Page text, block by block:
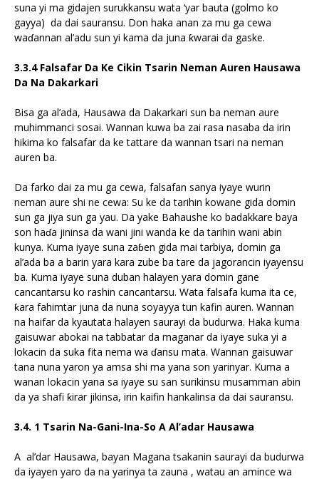
suna yi ma gidajen surukkansu wata ‘yar bauta (golmo ko
gayya) da dai sauransu. Don haka anan za mu ga cewa
waɗannan al’adu sun yi kama da juna ƙwarai da gaske.
3.3.4 Falsafar Da Ke Cikin Tsarin Neman Auren Hausawa
Da Na Dakarkari
Bisa ga al’ada, Hausawa da Dakarkari sun ba neman aure
muhimmanci sosai. Wannan kuwa ba zai rasa nasaba da irin
hikima ko falsafar da ke tattare da wannan tsari na neman
auren ba.
Da farko dai za mu ga cewa, falsafan sanya iyaye wurin
neman aure shi ne cewa: Su ke da tarihin kowane gida domin
sun ga jiya sun ga yau. Da yake Bahaushe ko badakkare baya
son haɗa jininsa da wani jini wanda ke da tarihin wani abin
kunya. Kuma iyaye suna zaɓen gida mai tarbiya, domin ga
al’ada ba a barin yara kara zube ba tare da jagorancin iyayensu
ba. Kuma iyaye suna duban halayen yara domin gane
cancantarsu ko rashin cancantarsu. Wata falsafa kuma ita ce,
ƙara fahimtar juna da nuna soyayya tun kafin auren. Wannan
na haifar da kyautata halayen saurayi da budurwa. Haka kuma
gaisuwar abokai na tabbatar da maganar da iyaye suka yi a
lokacin da suka fita nema wa ɗansu mata. Wannan gaisuwar
tana nuna yaron ya amsa shi ma yana son yarinyar. Kuma a
wanan lokacin yana sa iyaye su san surikinsu musamman abin
da ya shafi ƙirar jikinsa, irin kaifin hankalinsa da dai sauransu.
3.4. 1 Tsarin Na-Gani-Ina-So A Al’adar Hausawa
A al’dar Hausawa, bayan Magana tsakanin saurayi da budurwa
da iyayen yaro da na yarinya ta zauna , watau an amince wa